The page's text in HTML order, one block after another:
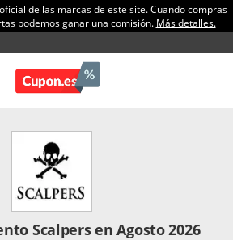
de las marcas de este site. Cuando compras
podemos ganar una comisión. Más detalles.
Scalpers en Agosto 2026